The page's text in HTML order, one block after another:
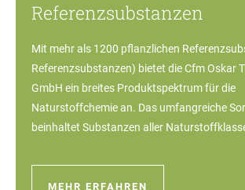
Referenzsubstanzen
Mit mehr als 1200 pflanzlichen
Referenzsubstanzen) bietet die Cfm Oskar
GmbH ein breites Produktspektrum für die
Naturstoffchemie an. Das umfangreiche
beinhaltet Substanzen aller
MEHR ERFAHREN